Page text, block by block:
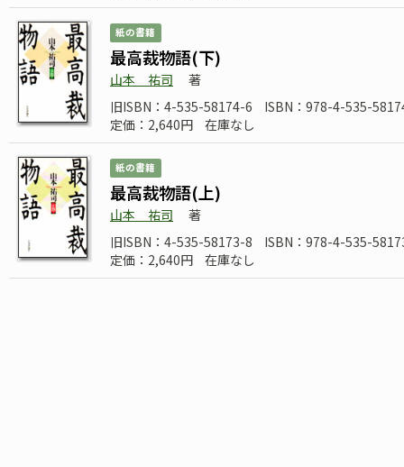
紙の書籍
最高裁物語(下)
山本 祐司
著
旧ISBN：4-535-58174-6
ISBN：978-4-535-
定価：2,640円
在庫なし
紙の書籍
最高裁物語(上)
山本 祐司
著
旧ISBN：4-535-58173-8
ISBN：978-4-535-
定価：2,640円
在庫なし